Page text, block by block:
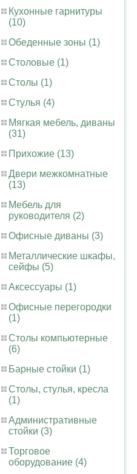
Кухонные гарнитуры
(10)
Обеденные зоны (1)
Столовые (1)
Столы (1)
Стулья (4)
Мягкая мебель, диваны
(31)
Прихожие (13)
Двери межкомнатные
(13)
Мебель для
руководителя (2)
Офисные диваны (3)
Металлические шкафы,
сейфы (5)
Аксессуары (1)
Офисные перегородки
(1)
Столы компьютерные
(6)
Барные стойки (1)
Столы, стулья, кресла
(1)
Административные
стойки (3)
Торговое
оборудование (4)